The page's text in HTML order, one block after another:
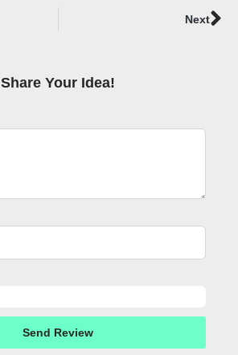
Next
Share Your Idea!​
Send Review